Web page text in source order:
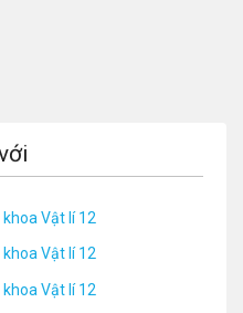
Vật lí 12
khoa Vật lí 12
Vật lí 12